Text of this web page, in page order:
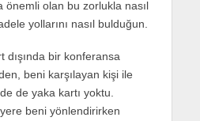
önemli olan bu zorlukla nasıl
yollarını nasıl bulduğun.
dışında bir konferansa
beni karşılayan kişi ile
de yaka kartı yoktu.
beni yönlendirirken